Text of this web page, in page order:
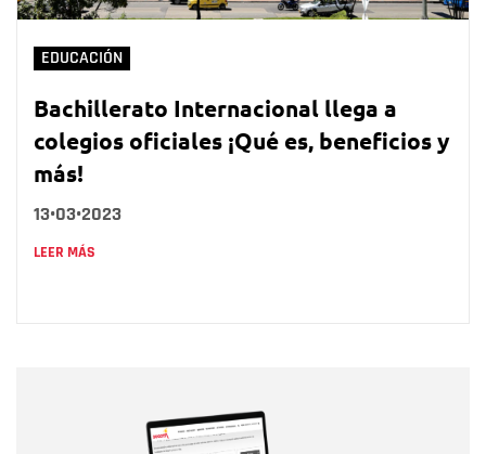
EDUCACIÓN
Bachillerato Internacional llega a
colegios oficiales ¡Qué es, beneficios y
más!
13•03•2023
LEER MÁS